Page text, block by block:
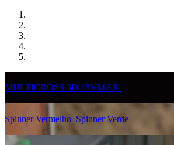
MULTICROSS 3D 18VMAX
Spinner Vermelho Spinner Verde